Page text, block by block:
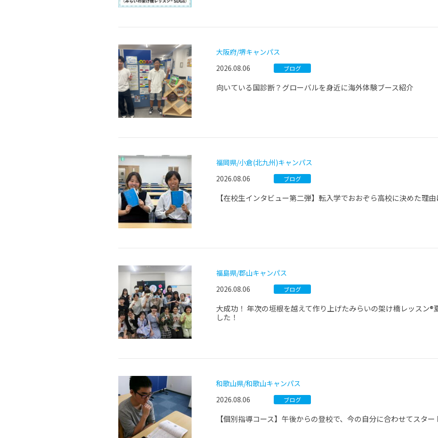
大阪府/堺キャンパス
2026.08.06
ブログ
向いている国診断？グローバルを身近に海外体験ブース紹介
福岡県/小倉(北九州)キャンパス
2026.08.06
ブログ
【在校生インタビュー第二弾】転入学でおおぞら高校に決めた理
福島県/郡山キャンパス
2026.08.06
ブログ
大成功！ 年次の垣根を越えて作り上げたみらいの架け橋レッスン
した！
和歌山県/和歌山キャンパス
2026.08.06
ブログ
【個別指導コース】午後からの登校で、今の自分に合わせてスター